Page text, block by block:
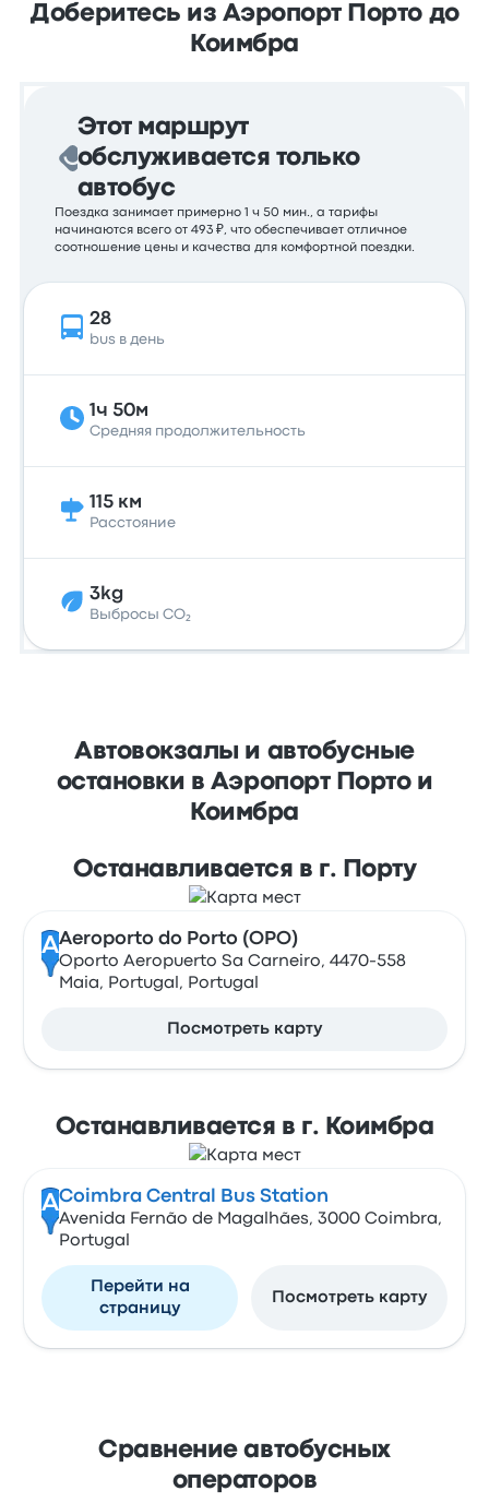
Доберитесь из Аэропорт Порто до
Коимбра
Этот маршрут
обслуживается только
автобус
Поездка занимает примерно 1 ч 50 мин., а тарифы
начинаются всего от 493 ₽, что обеспечивает отличное
соотношение цены и качества для комфортной поездки.
28
bus в день
1ч 50м
Средняя продолжительность
115 км
Расстояние
3kg
Выбросы CO₂
Автовокзалы и автобусные
остановки в Аэропорт Порто и
Коимбра
Останавливается в г. Порту
AAeroporto do Porto (OPO)
Oporto Aeropuerto Sa Carneiro, 4470-558
Maia, Portugal, Portugal
Посмотреть карту
Останавливается в г. Коимбра
ACoimbra Central Bus Station
Avenida Fernão de Magalhães, 3000 Coimbra,
Portugal
Перейти на
страницу
Посмотреть карту
Сравнение автобусных
операторов